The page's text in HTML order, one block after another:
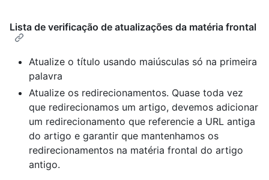
Lista de verificação de atualizações da matéria frontal
Atualize o título usando maiúsculas só na primeira
palavra
Atualize os redirecionamentos. Quase toda vez
que redirecionamos um artigo, devemos adicionar
um redirecionamento que referencie a URL antiga
do artigo e garantir que mantenhamos os
redirecionamentos na matéria frontal do artigo
antigo.